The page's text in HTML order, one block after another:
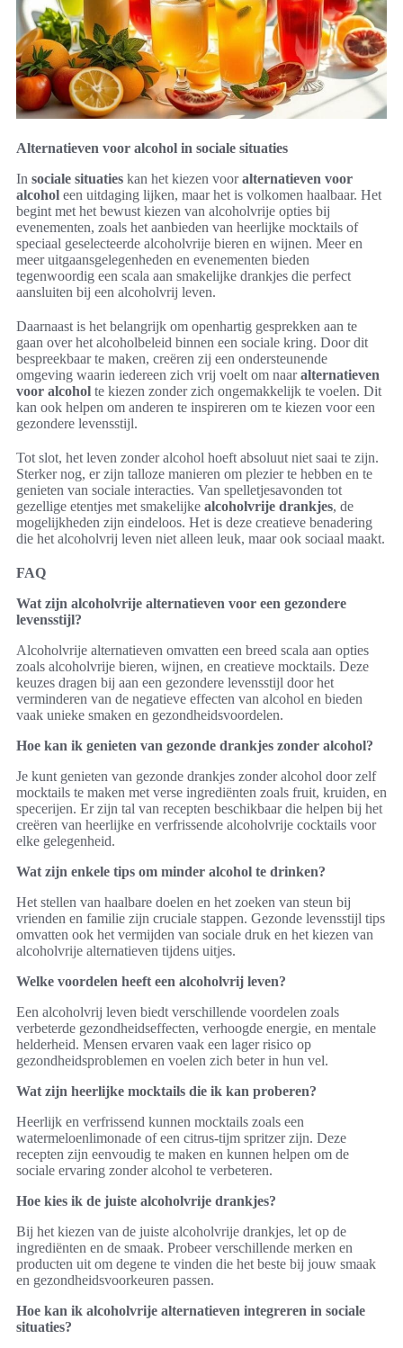
Alternatieven voor alcohol in sociale situaties
In sociale situaties kan het kiezen vooralternatieven voor
alcohol een uitdaging lijken, maar het is volkomen haalbaar. Het
begint met het bewust kiezen van alcoholvrije opties bij
evenementen, zoals het aanbieden van heerlijke mocktails of
speciaal geselecteerde alcoholvrije bieren en wijnen. Meer en
meer uitgaansgelegenheden en evenementen bieden
tegenwoordig een scala aan smakelijke drankjes die perfect
aansluiten bij een alcoholvrij leven.
Daarnaast is het belangrijk om openhartig gesprekken aan te
gaan over het alcoholbeleid binnen een sociale kring. Door dit
bespreekbaar te maken, creëren zij een ondersteunende
omgeving waarin iedereen zich vrij voelt om naaralternatieven
voor alcohol te kiezen zonder zich ongemakkelijk te voelen. Dit
kan ook helpen om anderen te inspireren om te kiezen voor een
gezondere levensstijl.
Tot slot, het leven zonder alcohol hoeft absoluut niet saai te zijn.
Sterker nog, er zijn talloze manieren om plezier te hebben en te
genieten van sociale interacties. Van spelletjesavonden tot
gezellige etentjes met smakelijke alcoholvrije drankjes, de
mogelijkheden zijn eindeloos. Het is deze creatieve benadering
die het alcoholvrij leven niet alleen leuk, maar ook sociaal maakt.
FAQ
Wat zijn alcoholvrije alternatieven voor een gezondere
levensstijl?
Alcoholvrije alternatieven omvatten een breed scala aan opties
zoals alcoholvrije bieren, wijnen, en creatieve mocktails. Deze
keuzes dragen bij aan een gezondere levensstijl door het
verminderen van de negatieve effecten van alcohol en bieden
vaak unieke smaken en gezondheidsvoordelen.
Hoe kan ik genieten van gezonde drankjes zonder alcohol?
Je kunt genieten van gezonde drankjes zonder alcohol door zelf
mocktails te maken met verse ingrediënten zoals fruit, kruiden, en
specerijen. Er zijn tal van recepten beschikbaar die helpen bij het
creëren van heerlijke en verfrissende alcoholvrije cocktails voor
elke gelegenheid.
Wat zijn enkele tips om minder alcohol te drinken?
Het stellen van haalbare doelen en het zoeken van steun bij
vrienden en familie zijn cruciale stappen. Gezonde levensstijl tips
omvatten ook het vermijden van sociale druk en het kiezen van
alcoholvrije alternatieven tijdens uitjes.
Welke voordelen heeft een alcoholvrij leven?
Een alcoholvrij leven biedt verschillende voordelen zoals
verbeterde gezondheidseffecten, verhoogde energie, en mentale
helderheid. Mensen ervaren vaak een lager risico op
gezondheidsproblemen en voelen zich beter in hun vel.
Wat zijn heerlijke mocktails die ik kan proberen?
Heerlijk en verfrissend kunnen mocktails zoals een
watermeloenlimonade of een citrus-tijm spritzer zijn. Deze
recepten zijn eenvoudig te maken en kunnen helpen om de
sociale ervaring zonder alcohol te verbeteren.
Hoe kies ik de juiste alcoholvrije drankjes?
Bij het kiezen van de juiste alcoholvrije drankjes, let op de
ingrediënten en de smaak. Probeer verschillende merken en
producten uit om degene te vinden die het beste bij jouw smaak
en gezondheidsvoorkeuren passen.
Hoe kan ik alcoholvrije alternatieven integreren in sociale
situaties?